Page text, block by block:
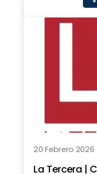
20 Febrero 2026
La Tercera |